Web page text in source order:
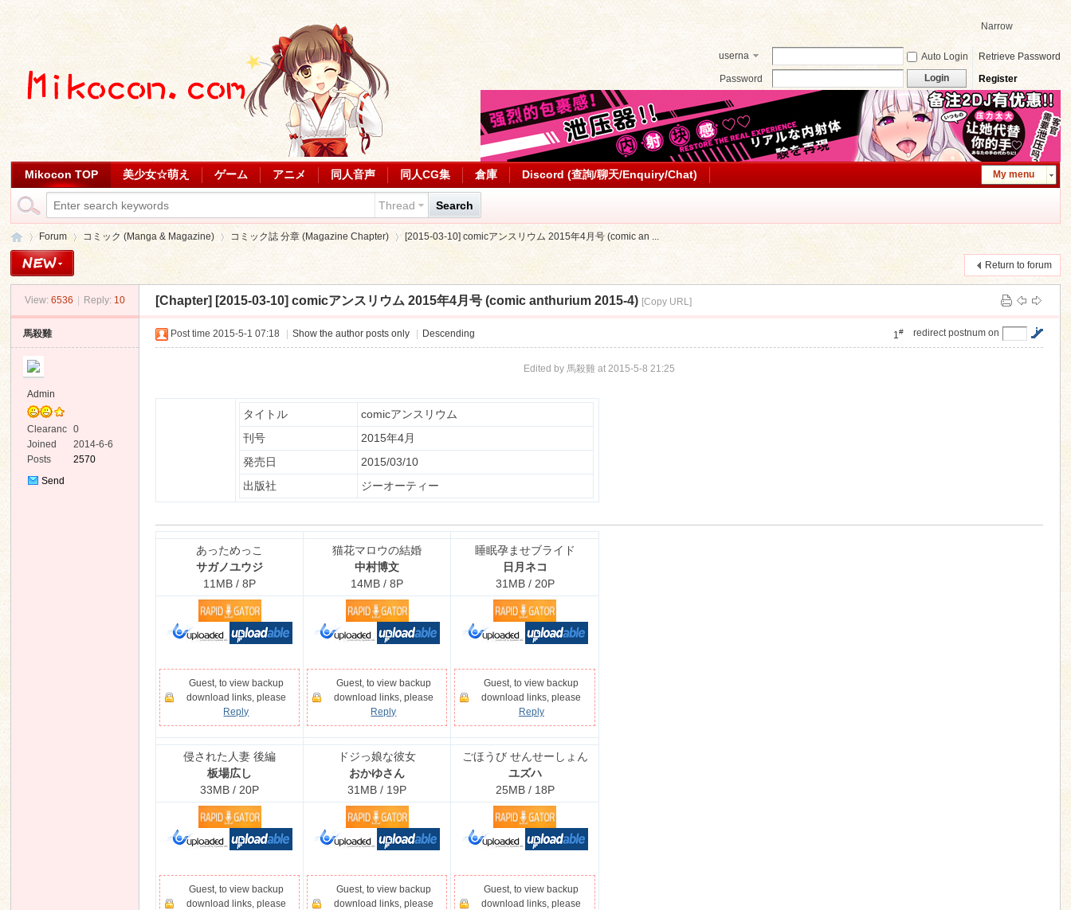
Narrow
userna
Auto Login
Retrieve Password
Password
Login Register
My menu
Mikocon TOP 美少女☆萌え ゲーム アニメ 同人音声 同人CG集 倉庫 Discord (查詢/聊天/Enquiry/Chat)
Thread Search
»
Forum
›
コミック (Manga & Magazine)
›
コミック誌 分章 (Magazine Chapter)
›
[2015-03-10] comicアンスリウム 2015年4月号 (comic an ...
Return to forum
View: 6536 Reply: 10 [Chapter] [2015-03-10] comicアンスリウム 2015年4月号 (comic anthurium 2015-4) [Copy URL]
馬殺雞
Admin
Clearanc
e
0
Joined
2014-6-6
Posts
2570
Send
redirect postnum on
1#
Post time 2015-5-1 07:18 Show the author posts only Descending
Edited by 馬殺雞 at 2015-5-8 21:25
タイトル
comicアンスリウム
刊号
2015年4月
発売日
2015/03/10
出版社
ジーオーティー
あっためっこ
サガノユウジ
11MB / 8P
猫花マロウの結婚
中村博文
14MB / 8P
睡眠孕ませブライド
日月ネコ
31MB / 20P
Guest, to view backup
download links, please
Reply
Guest, to view backup
download links, please
Reply
Guest, to view backup
download links, please
Reply
侵された人妻 後編
板場広し
33MB / 20P
ドジっ娘な彼女
おかゆさん
31MB / 19P
ごほうび せんせーしょん
ユズハ
25MB / 18P
Guest, to view backup
download links, please
Guest, to view backup
download links, please
Guest, to view backup
download links, please